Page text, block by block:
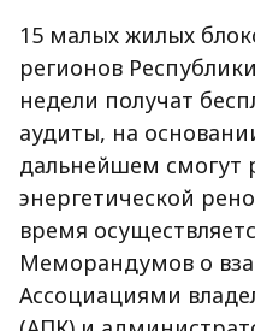
15 малых жилых
регионов
недели получат
аудиты, на
дальнейшем смогут
энергетической
время
Меморандумов о
Ассоциациями